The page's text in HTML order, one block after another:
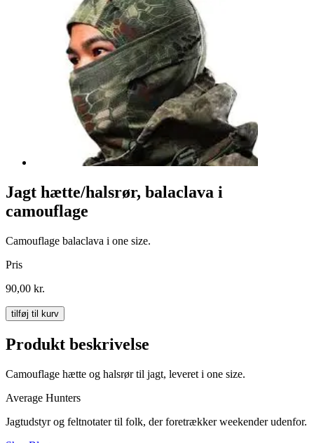
Jagt hætte/halsrør, balaclava i
camouflage
Camouflage balaclava i one size.
Pris
90,00 kr.
tilføj til kurv
Produkt beskrivelse
Camouflage hætte og halsrør til jagt, leveret i one size.
Average Hunters
Jagtudstyr og feltnotater til folk, der foretrækker weekender udenfor.